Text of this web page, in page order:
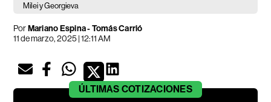
Milei y Georgieva
PorMariano Espina-Tomás Carrió
11 de marzo, 2025 | 12:11 AM
ÚLTIMAS COTIZACIONES